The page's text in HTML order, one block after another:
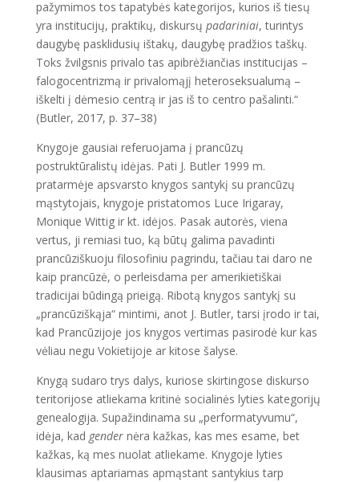
pažymimos tos tapatybės kategorijos, kurios iš tiesų
yra institucijų, praktikų, diskursų padariniai, turintys
daugybę pasklidusių ištakų, daugybę pradžios taškų.
Toks žvilgsnis privalo tas apibrėžiančias institucijas –
falogocentrizmą ir privalomąjį heteroseksualumą –
iškelti į dėmesio centrą ir jas iš to centro pašalinti.“
(Butler, 2017, p. 37–38)
Knygoje gausiai referuojama į prancūzų
postruktūralistų idėjas. Pati J. Butler 1999 m.
pratarmėje apsvarsto knygos santykį su prancūzų
mąstytojais, knygoje pristatomos Luce Irigaray,
Monique Wittig ir kt. idėjos. Pasak autorės, viena
vertus, ji remiasi tuo, ką būtų galima pavadinti
prancūziškuoju filosofiniu pagrindu, tačiau tai daro ne
kaip prancūzė, o perleisdama per amerikietiškai
tradicijai būdingą prieigą. Ribotą knygos santykį su
„prancūziškąja“ mintimi, anot J. Butler, tarsi įrodo ir tai,
kad Prancūzijoje jos knygos vertimas pasirodė kur kas
vėliau negu Vokietijoje ar kitose šalyse.
Knygą sudaro trys dalys, kuriose skirtingose diskurso
teritorijose atliekama kritinė socialinės lyties kategorijų
genealogija. Supažindinama su „performatyvumu“,
idėja, kad gendernėra kažkas, kas mes esame, bet
kažkas, ką mes nuolat atliekame. Knygoje lyties
klausimas aptariamas apmąstant santykius tarp